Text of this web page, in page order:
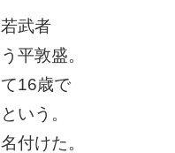
武者
平敦盛。
16歳で
いう。
付けた。